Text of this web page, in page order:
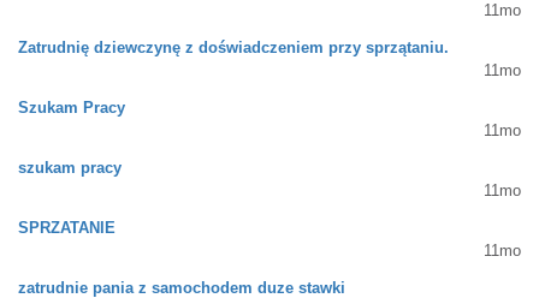
11mo
Zatrudnię dziewczynę z doświadczeniem przy sprzątaniu.
11mo
Szukam Pracy
11mo
szukam pracy
11mo
SPRZATANIE
11mo
zatrudnie pania z samochodem duze stawki